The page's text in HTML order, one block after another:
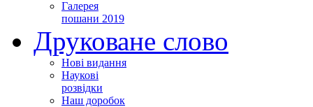
Галерея
пошани 2019
Друковане слово
Нові видання
Наукові
розвідки
Наш доробок